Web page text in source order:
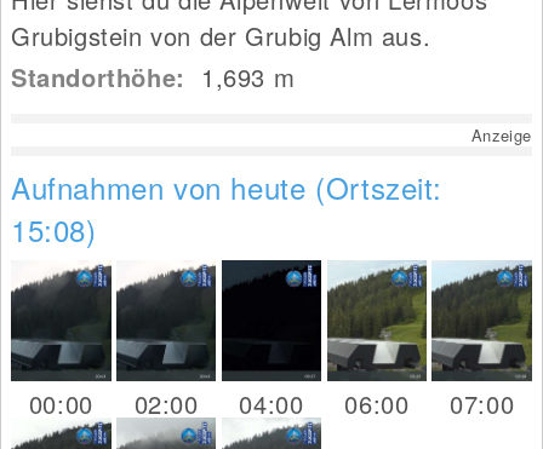
Grubigstein von der Grubig Alm aus.
Standorthöhe: 1,693 m
Anzeige
Aufnahmen von heute (Ortszeit:
15:08)
00:00 02:00 04:00 06:00 07:00